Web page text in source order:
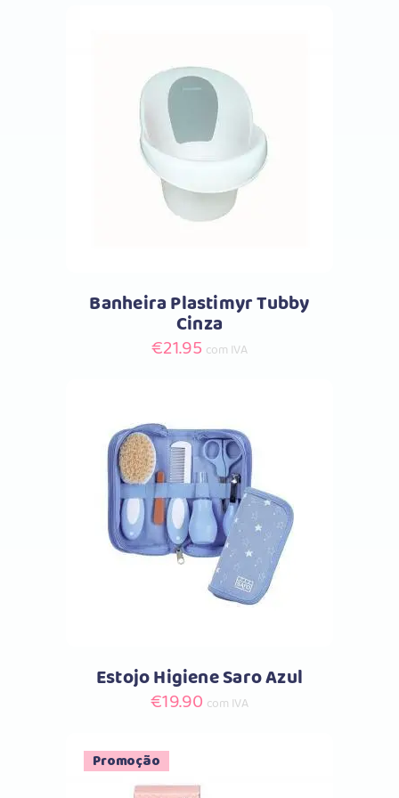
Comprar
Banheira Plastimyr Tubby
Cinza
€21.95 com IVA
Comprar
Estojo Higiene Saro Azul
€19.90 com IVA
Promoção